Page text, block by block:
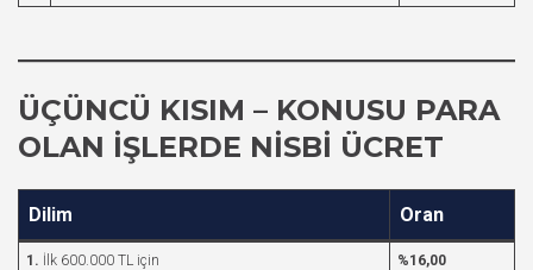
ÜÇÜNCÜ KISIM – KONUSU PARA
OLAN İŞLERDE NISBI ÜCRET
Dilim Oran
1. İlk 600.000 TL için %16,00